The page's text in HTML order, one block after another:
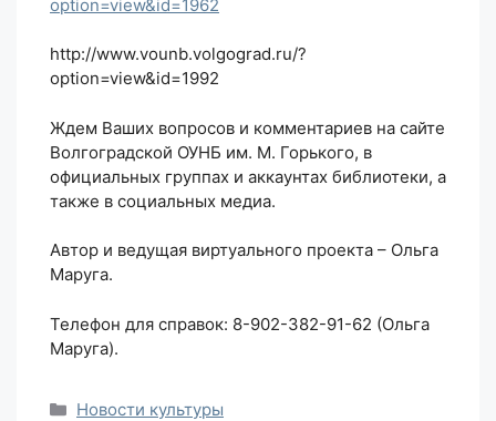
option=view&id=1962
http://www.vounb.volgograd.ru/?
option=view&id=1992
Ждем Ваших вопросов и комментариев на сайте
Волгоградской ОУНБ им. М. Горького, в
официальных группах и аккаунтах библиотеки, а
также в социальных медиа.
Автор и ведущая виртуального проекта – Ольга
Маруга.
Телефон для справок: 8-902-382-91-62 (Ольга
Маруга).
Рубрики
Новости культуры